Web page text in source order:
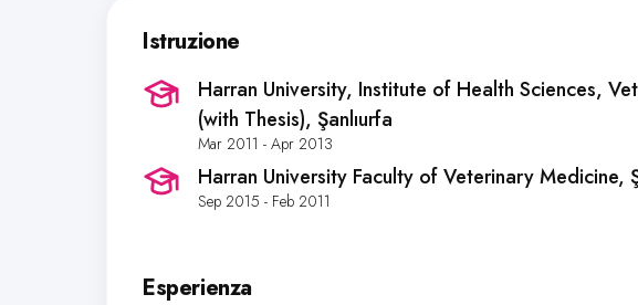
Istruzione
Harran University, Institute of Health Sciences,
(with Thesis), Şanlıurfa
Mar 2011 - Apr 2013
Harran University Faculty of Veterinary Medicine,
Sep 2015 - Feb 2011
Esperienza